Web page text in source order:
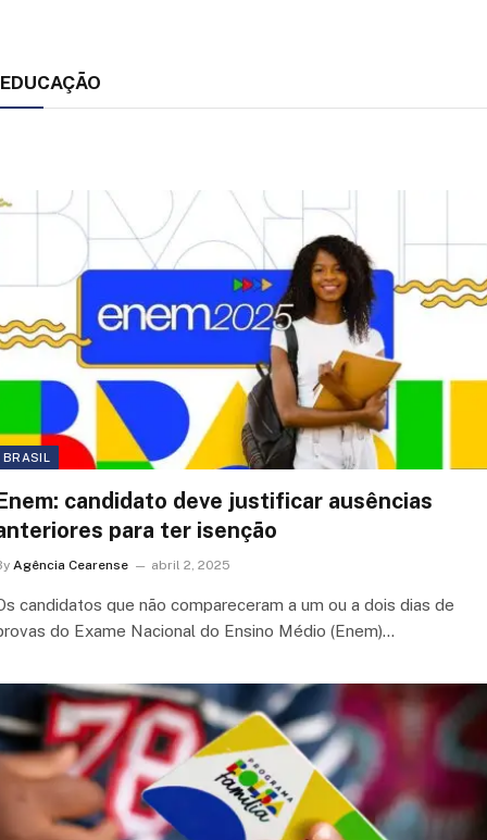
EDUCAÇÃO
BRASIL
candidato deve justificar ausências
para ter isenção
Agência Cearense abril 2, 2025
candidatos que não compareceram a um ou a dois dias de
do Exame Nacional do Ensino Médio (Enem)…